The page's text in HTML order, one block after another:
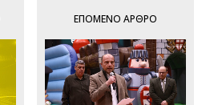
ΕΠΌΜΕΝΟ ΆΡΘΡΟ